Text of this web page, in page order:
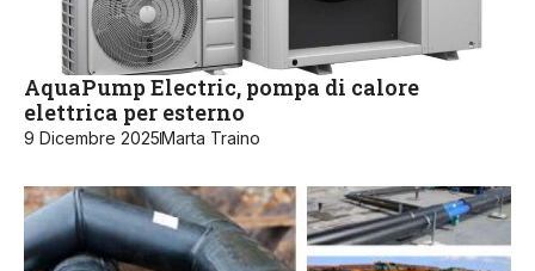
AquaPump Electric, pompa di calore
elettrica per esterno
9 Dicembre 2025Marta Traino